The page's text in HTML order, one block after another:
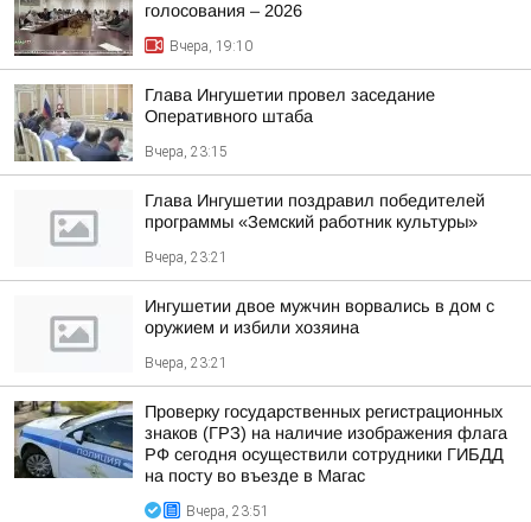
голосования – 2026
Вчера, 19:10
Глава Ингушетии провел заседание
Оперативного штаба
Вчера, 23:15
Глава Ингушетии поздравил победителей
программы «Земский работник культуры»
Вчера, 23:21
Ингушетии двое мужчин ворвались в дом с
оружием и избили хозяина
Вчера, 23:21
Проверку государственных регистрационных
знаков (ГРЗ) на наличие изображения флага
РФ сегодня осуществили сотрудники ГИБДД
на посту во въезде в Магас
Вчера, 23:51